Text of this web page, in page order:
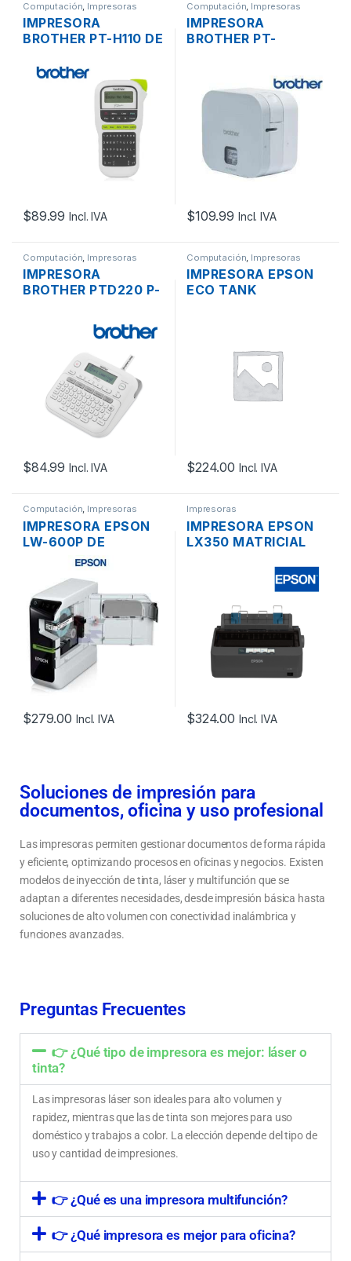
Computación Impresoras
IMPRESORA
BROTHER PT-H110 DE
LABELWORKS
ROTULADORA
$89.99 Incl. IVA
Computación Impresoras
IMPRESORA
BROTHER PT-
ETIQUETAS
LABELWORKS Y
MANUAL
BLUETOOTH
$109.99 Incl. IVA
Computación Impresoras
IMPRESORA
BROTHER PTD220 P-
ETIQUETAS
LABELMAKER
CORTE
AUTOMATICO
$84.99 Incl. IVA
Computación Impresoras
IMPRESORA EPSON
ECO TANK
$224.00 Incl. IVA
Computación Impresoras
IMPRESORA EPSON
LW-600P DE
ETIQUETAS
$279.00 Incl. IVA
Impresoras
IMPRESORA EPSON
LX350 MATRICIAL
$324.00 Incl. IVA
Soluciones de impresión para
documentos, oficina y uso profesional
Las impresoras permiten gestionar documentos de forma rápida
y eficiente, optimizando procesos en oficinas y negocios. Existen
modelos de inyección de tinta, láser y multifunción que se
adaptan a diferentes necesidades, desde impresión básica hasta
soluciones de alto volumen con conectividad inalámbrica y
funciones avanzadas.
Tipos de impresoras: láser, tinta continua y multifunción
Preguntas Frecuentes
👉 ¿Qué tipo de impresora es mejor: láser o
tinta?
Las impresoras láser son ideales para alto volumen y
rapidez, mientras que las de tinta son mejores para uso
doméstico y trabajos a color. La elección depende del tipo de
uso y cantidad de impresiones.
👉 ¿Qué es una impresora multifunción?
👉 ¿Qué impresora es mejor para oficina?